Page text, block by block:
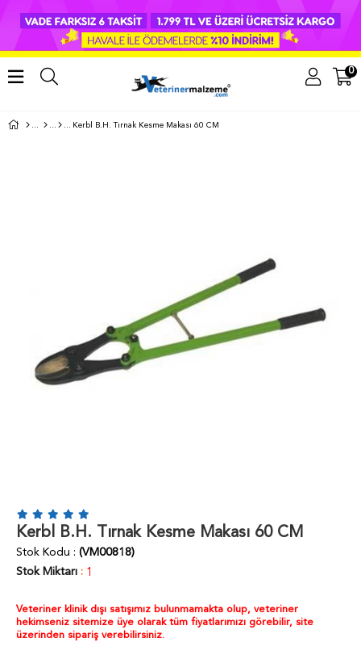
0
Kerbl B.H. Tırnak Kesme Makası 60 CM
Kerbl B.H. Tırnak Kesme Makası 60 CM
Stok Kodu
(VM00818)
Stok Miktarı : 1
Veteriner klinik dışı satışımız bulunmamakta olup, veteriner
hekimseniz sitemize üye olarak tüm fiyatlarımızı görebilir, site
üzerinden sipariş verebilirsiniz.